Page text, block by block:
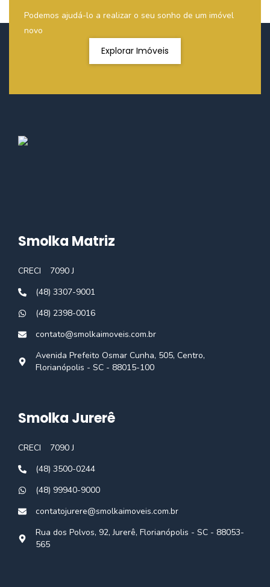
Podemos ajudá-lo a realizar o seu sonho de um imóvel
novo
Explorar Imóveis
Smolka Matriz
CRECI
7090 J
(48) 3307-9001
(48) 2398-0016
contato@smolkaimoveis.com.br
Avenida Prefeito Osmar Cunha, 505, Centro,
Florianópolis - SC - 88015-100
Smolka Jurerê
CRECI
7090 J
(48) 3500-0244
(48) 99940-9000
contatojurere@smolkaimoveis.com.br
Rua dos Polvos, 92, Jurerê, Florianópolis - SC - 88053-
565